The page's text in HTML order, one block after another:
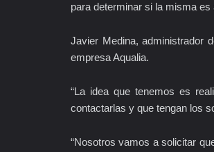
para determinar si la misma
Javier Medina, administrador
empresa Aqualia.
“La idea que tenemos es
contactarlas y que tengan los
“Nosotros vamos a solicitar